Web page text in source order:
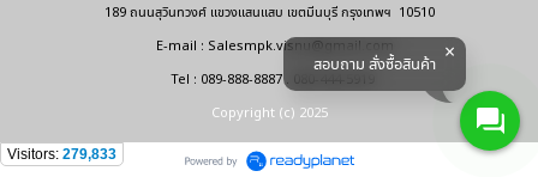
189 ถนนสุวินทวงศ์ แขวงแสนแสบ เขตมีนบุรี กรุงเทพฯ 10510
E-mail : Salesmpk.visnu@gmail.com
Tel : 089-888-8887 . 080-444-5919
Copyright (c) 2025
Visitors: 279,833
สอบถาม สั่งซื้อสินค้า